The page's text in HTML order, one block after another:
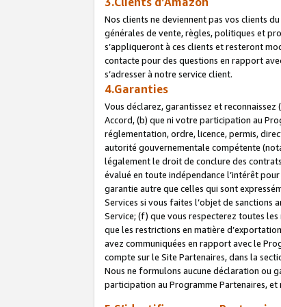
Nos clients ne deviennent pas vos clients
générales de vente, règles, politiques et
s’appliqueront à ces clients et resteront
contacte pour des questions en rapport
s’adresser à notre service client.
4.Garanties
Vous déclarez, garantissez et
Accord, (b) que ni votre participation au
réglementation, ordre, licence, permis,
autorité gouvernementale compétente
légalement le droit de conclure des
évalué en toute indépendance l’intérêt
garantie autre que celles qui sont
Services si vous faites l’objet de sanctions
Service; (f) que vous respecterez toutes
que les restrictions en matière
avez communiquées en rapport avec le
compte sur le Site Partenaires, dans la
Nous ne formulons aucune déclaration ou
participation au Programme Partenaires,